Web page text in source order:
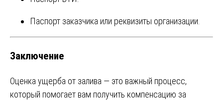
Паспорт заказчика или реквизиты организации.
Заключение
Оценка ущерба от залива — это важный процесс,
который помогает вам получить компенсацию за